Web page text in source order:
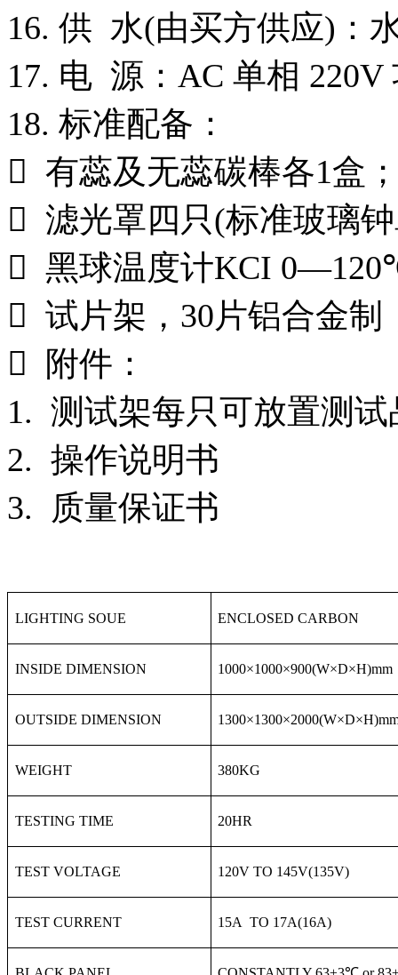
16. 供 水(由买方供应) ：
17. 电 源： AC 单相 220V
18. 标准配备：
 有蕊及无蕊碳棒各1盒
 滤光罩四只(标准玻璃
 黑球温度计KCI 0—120
 试片架， 30片铝合金制

附件：
1. 测试架每只可放置测试
2. 操作说明书
3.
质量保证书
LIGHTING SOUE ENCLOSED CARBON
INSIDE DIMENSION 1000×1000×900(W×D×H)mm
OUTSIDE DIMENSION 1300×1300×2000(W×D×
WEIGHT 380KG
TESTING TIME 20HR
TEST VOLTAGE 120V TO 145V(135V)
TEST CURRENT 15A TO 17A(16A)